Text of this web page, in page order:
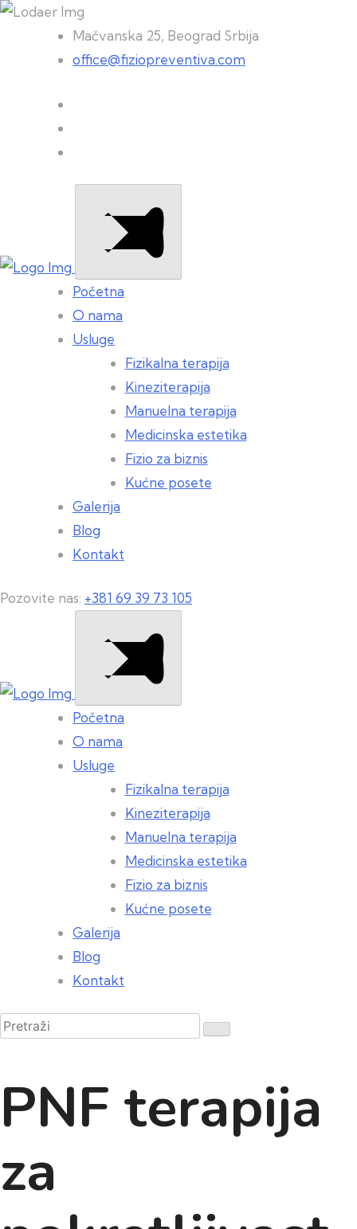
Mačvanska 25, Beograd Srbija
office@fiziopreventiva.com
Početna
O nama
Usluge
Fizikalna terapija
Kineziterapija
Manuelna terapija
Medicinska estetika
Fizio za biznis
Kućne posete
Galerija
Blog
Kontakt
Pozovite nas: +381 69 39 73 105
Početna
O nama
Usluge
Fizikalna terapija
Kineziterapija
Manuelna terapija
Medicinska estetika
Fizio za biznis
Kućne posete
Galerija
Blog
Kontakt
PNF terapija
za